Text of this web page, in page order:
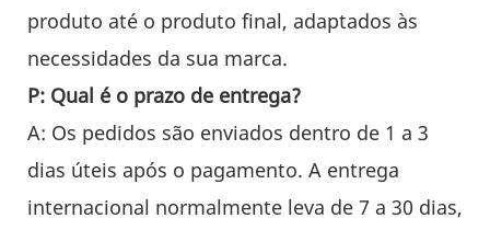
produto até o produto final, adaptados às
necessidades da sua marca.
P: Qual é o prazo de entrega?
A: Os pedidos são enviados dentro de 1 a 3
dias úteis após o pagamento. A entrega
internacional normalmente leva de 7 a 30 dias,